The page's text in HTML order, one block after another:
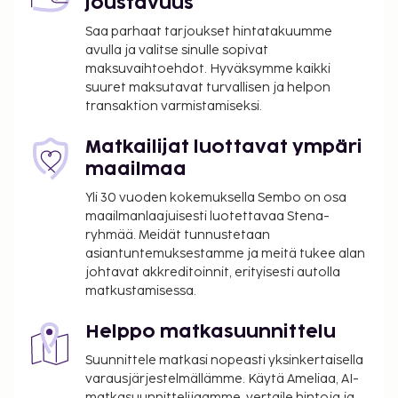
(TLN-Toulon - Hyeres).
Käytössäsi on kuivapesula-/pesulapalvelut, ympäri
vuorokauden auki oleva vastaanotto ja
matkatavarasäilytys. Käytössäsi on
lentokenttäkuljetukset. Jos saavut autolla, voit
myös palveluihin. Voit hemmotella itseäsi, sillä
kylpylän palveluihin kuuluvat muun muassa
Paikan päällä on lisäksi kuntosali, kauden mukainen
ulkouima-allas sekä vuokrattavat polkupyörät.
Tämän hotellin palveluihin kuuluu ilmainen langaton
internetyhteys, concierge-palvelut ja lastenvahti
(lisämaksusta). Asiakkaat pääsevät lähistöllä
kuljetuksilla. Majoituspaikan ravintola, La Table
d'Augustin, on hyvä paikka lounaan tai illallisen
nauttimiseen; ravintolan erikoisuuksiin kuuluu
Saa parhaat tarjoukset hintatakuumme
avulla ja valitse sinulle sopivat
maksuvaihtoehdot. Hyväksymme kaikki
suuret maksutavat turvallisen ja helpon
transaktion varmistamiseksi.
Matkailijat luottavat ympäri
maailmaa
Yli 30 vuoden kokemuksella Sembo on osa
maailmanlaajuisesti luotettavaa Stena-
ryhmää. Meidät tunnustetaan
asiantuntemuksestamme ja meitä tukee alan
johtavat akkreditoinnit, erityisesti autolla
matkustamisessa.
Helppo matkasuunnittelu
Suunnittele matkasi nopeasti yksinkertaisella
varausjärjestelmällämme. Käytä Ameliaa, AI-